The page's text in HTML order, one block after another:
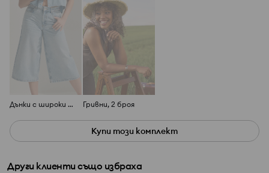
Дънки с широки крачоли и висока талия Гривни, 2 броя
Купи този комплект
Други клиенти също избраха